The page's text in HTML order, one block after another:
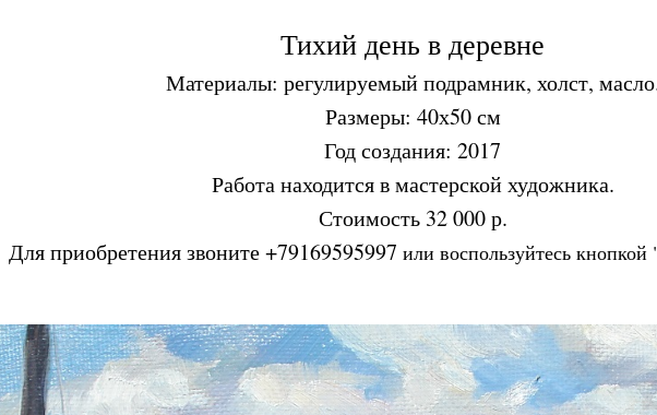
Тихий день в деревне
Материалы: регулируемый подрамник, холст,
Размеры: 40х50 см
Год создания: 2017
Работа находится в мастерской художника.
Стоимость 32 000 р.
Для приобретения звоните +79169595997 или воспользуйтесь